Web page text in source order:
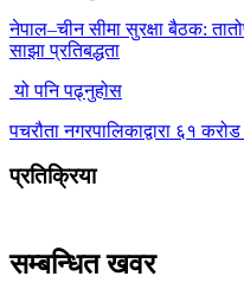
नेपाल–चीन सीमा सुरक्षा बैठक:
साझा प्रतिबद्धता
यो पनि पढ्नुहोस
पचरौता नगरपालिकाद्वारा ६१
प्रतिक्रिया
सम्बन्धित खवर